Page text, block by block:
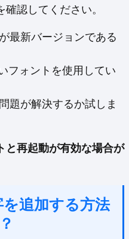
認してください。
最新バージョンである
フォントを使用してい
題が解決するか試しま
と再起動が有効な場合が
追加する方法